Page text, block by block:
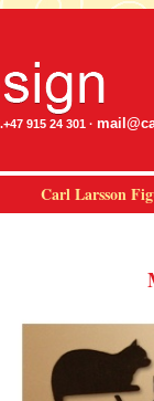
915 24 301 ·
Carl Larsson